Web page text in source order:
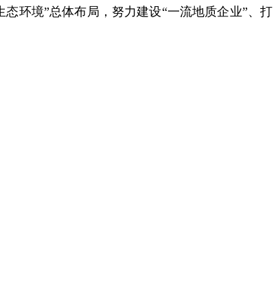
态环境”总体布局 ，努力建设“一流地质企业”、打